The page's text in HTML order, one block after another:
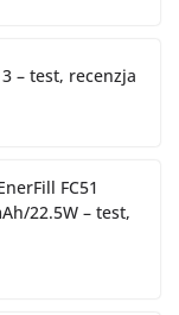
– test, recenzja
FC51
22.5W – test,